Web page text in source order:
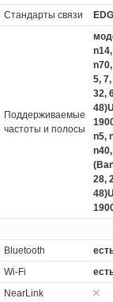
Стандарты связи
Поддерживаемые
частоты и полосы
5,
32,
n5,
28,
Bluetooth
Wi-Fi
NearLink